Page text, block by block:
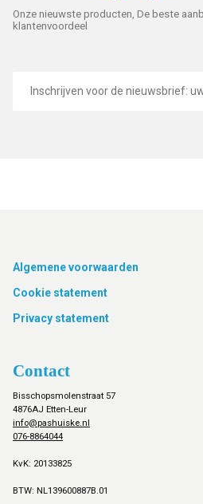
Onze nieuwste producten, De beste
klantenvoordeel
mailadres
Footer
Algemene voorwaarden
Cookie statement
Privacy statement
Contact
Bisschopsmolenstraat 57
4876AJ Etten-Leur
info@pashuiske.nl
076-8864044
KvK: 20133825
BTW: NL139600887B.01